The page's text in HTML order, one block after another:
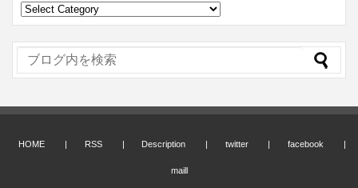
HOME RSS Description twitter facebook
maill